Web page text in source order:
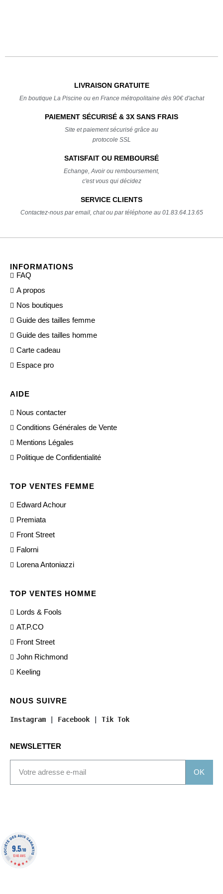
LIVRAISON GRATUITE
En boutique La Piscine ou en France métropolitaine dès 90€ d'achat
PAIEMENT SÉCURISÉ & 3X SANS FRAIS
Site et paiement sécurisé grâce au
protocole SSL
SATISFAIT OU REMBOURSÉ
Echange, Avoir ou remboursement,
c'est vous qui décidez
SERVICE CLIENTS
Contactez-nous par email, chat ou par téléphone au 01.83.64.13.65
INFORMATIONS
FAQ
A propos
Nos boutiques
Guide des tailles femme
Guide des tailles homme
Carte cadeau
Espace pro
AIDE
Nous contacter
Conditions Générales de Vente
Mentions Légales
Politique de Confidentialité
TOP VENTES FEMME
Edward Achour
Premiata
Front Street
Falorni
Lorena Antoniazzi
TOP VENTES HOMME
Lords & Fools
AT.P.CO
Front Street
John Richmond
Keeling
NOUS SUIVRE
Instagram Facebook Tik Tok
NEWSLETTER
OK
9.5/10
1340 AVIS